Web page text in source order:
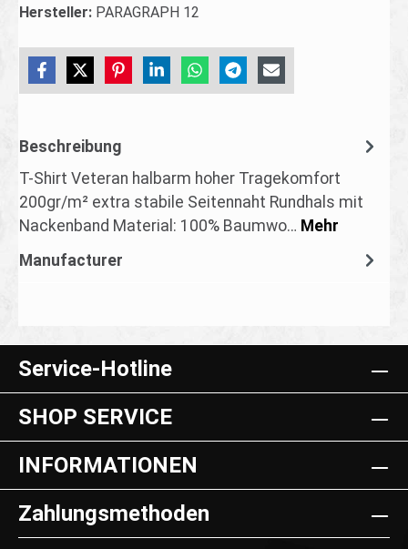
Hersteller: PARAGRAPH 12
Beschreibung
T-Shirt Veteran halbarm hoher Tragekomfort
200gr/m² extra stabile Seitennaht Rundhals mit
Nackenband Material: 100% Baumwo… Mehr
Manufacturer
Service-Hotline
SHOP SERVICE
INFORMATIONEN
Zahlungsmethoden